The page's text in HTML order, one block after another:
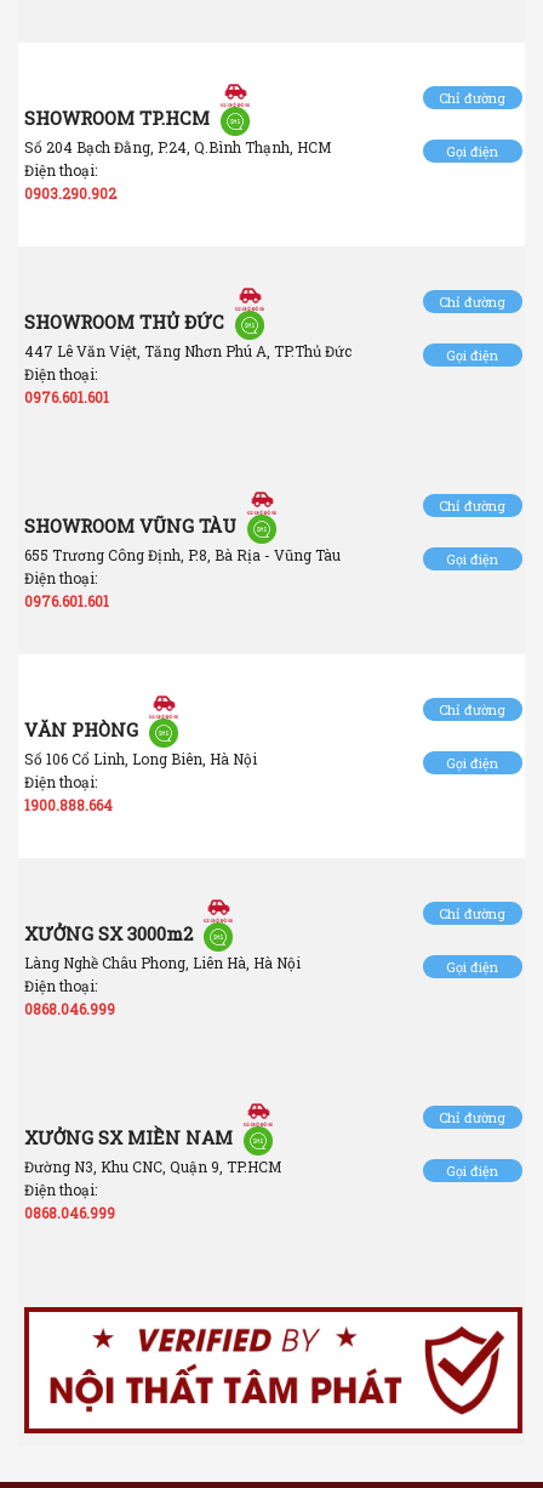
SHOWROOM TP.HCM
Số 204 Bạch Đằng, P.24, Q.Bình Thạnh, HCM
Điện thoại:
0903.290.902
Chỉ đường
Gọi điện
SHOWROOM THỦ ĐỨC
447 Lê Văn Việt, Tăng Nhơn Phú A, TP.Thủ Đức
Điện thoại:
0976.601.601
Chỉ đường
Gọi điện
SHOWROOM VŨNG TÀU
655 Trương Công Định, P.8, Bà Rịa - Vũng Tàu
Điện thoại:
0976.601.601
Chỉ đường
Gọi điện
VĂN PHÒNG
Số 106 Cổ Linh, Long Biên, Hà Nội
Điện thoại:
1900.888.664
Chỉ đường
Gọi điện
XƯỞNG SX 3000m2
Làng Nghề Châu Phong, Liên Hà, Hà Nội
Điện thoại:
0868.046.999
Chỉ đường
Gọi điện
XƯỞNG SX MIỀN NAM
Đường N3, Khu CNC, Quận 9, TP.HCM
Điện thoại:
0868.046.999
Chỉ đường
Gọi điện